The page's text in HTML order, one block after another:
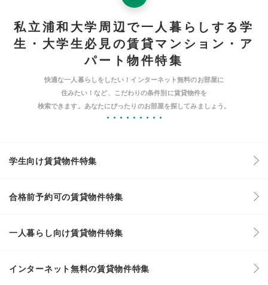
私立浦和大学周辺で一人暮らしする学
生・大学生必見の賃貸マンション・ア
パート物件特集
快適な一人暮らしをしたい！インターネット無料のお部屋に
住みたい！など、こだわりの条件別に賃貸物件を
検索できます。あなたにぴったりのお部屋を探してみましょう。
学生向け賃貸物件特集
合格前予約可の賃貸物件特集
一人暮らし向け賃貸物件特集
インターネット無料の賃貸物件特集